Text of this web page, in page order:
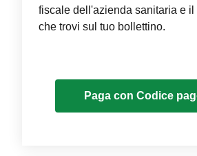
fiscale dell'azienda sanitaria e il
che trovi sul tuo bollettino.
Paga con Codice